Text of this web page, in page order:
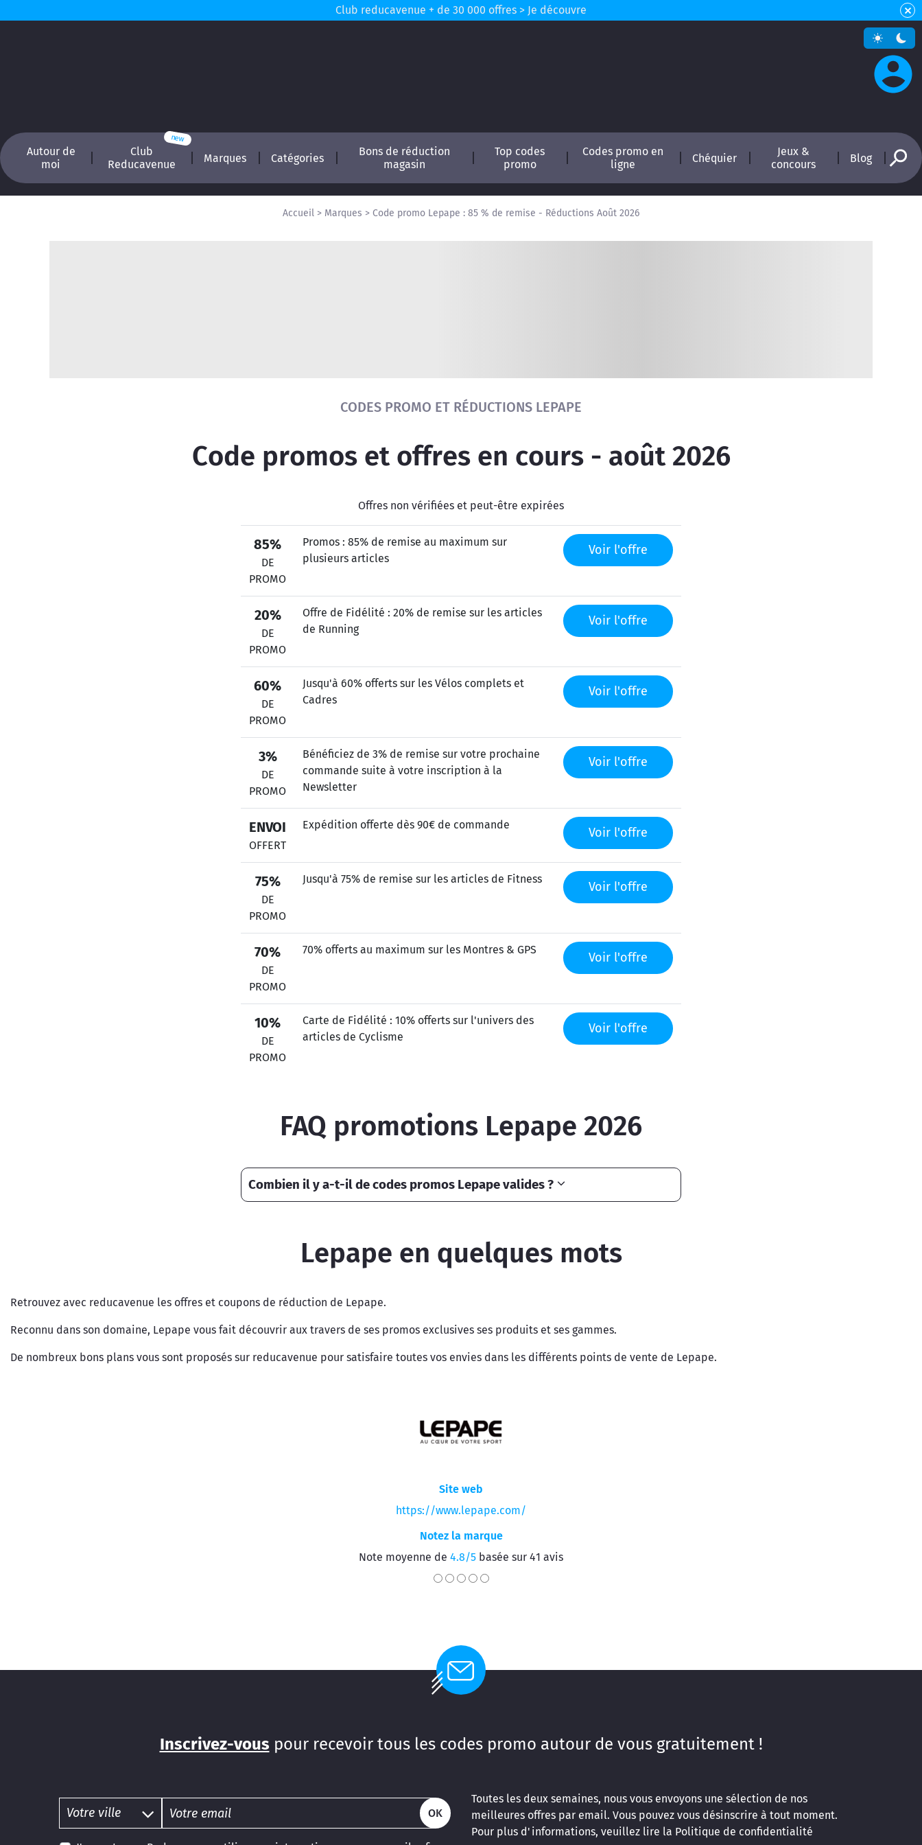
Club reducavenue + de 30 000 offres > Je découvre
Autour de
moi
Club
Reducavenue
Marques Catégories
Bons de réduction
magasin
Top codes
promo
Codes promo en
ligne
Chéquier
Jeux &
concours
Blog
Réinitialiser la recherche
Accueil > Marques > Code promo Lepape : 85 % de remise - Réductions Août 2026
CODES PROMO ET RÉDUCTIONS LEPAPE
Code promos et offres en cours - août 2026
Offres non vérifiées et peut-être expirées
85%
DE
PROMO
Promos : 85% de remise au maximum sur
plusieurs articles
Voir l'offre
20%
DE
PROMO
Offre de Fidélité : 20% de remise sur les articles
de Running
Voir l'offre
60%
DE
PROMO
Jusqu'à 60% offerts sur les Vélos complets et
Cadres
Voir l'offre
3%
DE
PROMO
Bénéficiez de 3% de remise sur votre prochaine
commande suite à votre inscription à la
Newsletter
Voir l'offre
ENVOI
OFFERT
Expédition offerte dès 90€ de commande
Voir l'offre
75%
DE
PROMO
Jusqu'à 75% de remise sur les articles de Fitness
Voir l'offre
70%
DE
PROMO
70% offerts au maximum sur les Montres & GPS
Voir l'offre
10%
DE
PROMO
Carte de Fidélité : 10% offerts sur l'univers des
articles de Cyclisme
Voir l'offre
FAQ promotions Lepape 2026
Combien il y a-t-il de codes promos Lepape valides ?
Lepape en quelques mots
Retrouvez avec reducavenue les offres et coupons de réduction de Lepape.
Reconnu dans son domaine, Lepape vous fait découvrir aux travers de ses promos exclusives ses produits et ses gammes.
De nombreux bons plans vous sont proposés sur reducavenue pour satisfaire toutes vos envies dans les différents points de vente de Lepape.
Site web
https://www.lepape.com/
Notez la marque
Note moyenne de 4.8/5 basée sur 41 avis
Inscrivez-vous pour recevoir tous les codes promo autour de vous gratuitement !
OK
Toutes les deux semaines, nous vous envoyons une sélection de nos
meilleures offres par email. Vous pouvez vous désinscrire à tout moment.
Pour plus d'informations, veuillez lire la Politique de confidentialité